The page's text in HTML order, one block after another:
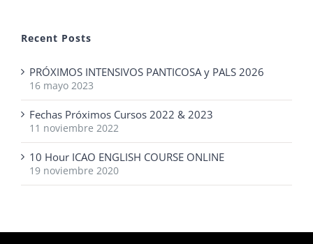
Recent Posts
PRÓXIMOS INTENSIVOS PANTICOSA y PALS 2026
16 mayo 2023
Fechas Próximos Cursos 2022 & 2023
11 noviembre 2022
10 Hour ICAO ENGLISH COURSE ONLINE
19 noviembre 2020